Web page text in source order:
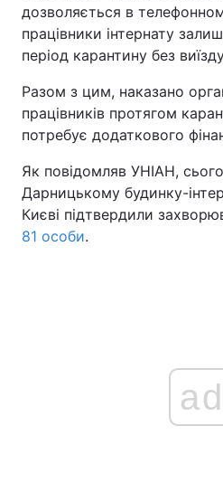
дозволяється в
працівники інтернату
період карантину без
Разом з цим, наказано
працівників протягом
потребує додаткового
Як повідомляв УНІАН,
Дарницькому будинку-
Києві підтвердили
81 особи.
ad